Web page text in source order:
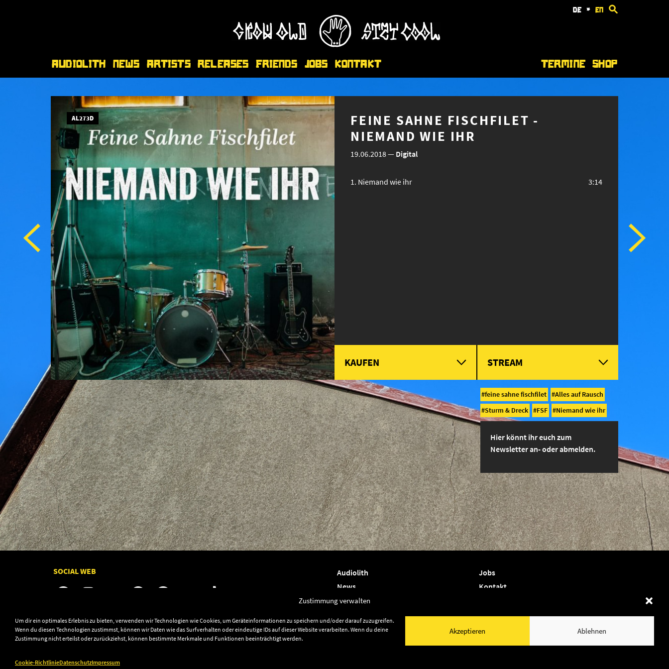
Zustimmung verwalten
Um dir ein optimales Erlebnis zu bieten, verwenden wir Technologien wie Cookies, um Geräteinformationen zu speichern und/oder darauf zuzugreifen.
Wenn du diesen Technologien zustimmst, können wir Daten wie das Surfverhalten oder eindeutige IDs auf dieser Website verarbeiten. Wenn du deine
Zustimmung nicht erteilst oder zurückziehst, können bestimmte Merkmale und Funktionen beeinträchtigt werden.
Akzeptieren Ablehnen
Cookie-RichtlinieDatenschutzImpressum
de * en
Audiolith News Artists Releases Friends Jobs Kontakt Termine Shop
AL273D
FEINE SAHNE FISCHFILET -
NIEMAND WIE IHR
19.06.2018— Digital
Niemand wie ihr 3:14
KAUFEN STREAM
feine sahne fischfilet
Alles auf Rausch
Sturm & Dreck
FSF Niemand wie ihr
Hier könnt ihr euch zum
Newsletter an- oder abmelden.
SOCIAL WEB
Audiolith
News
Artists
Friends
Jobs
Kontakt
Shop